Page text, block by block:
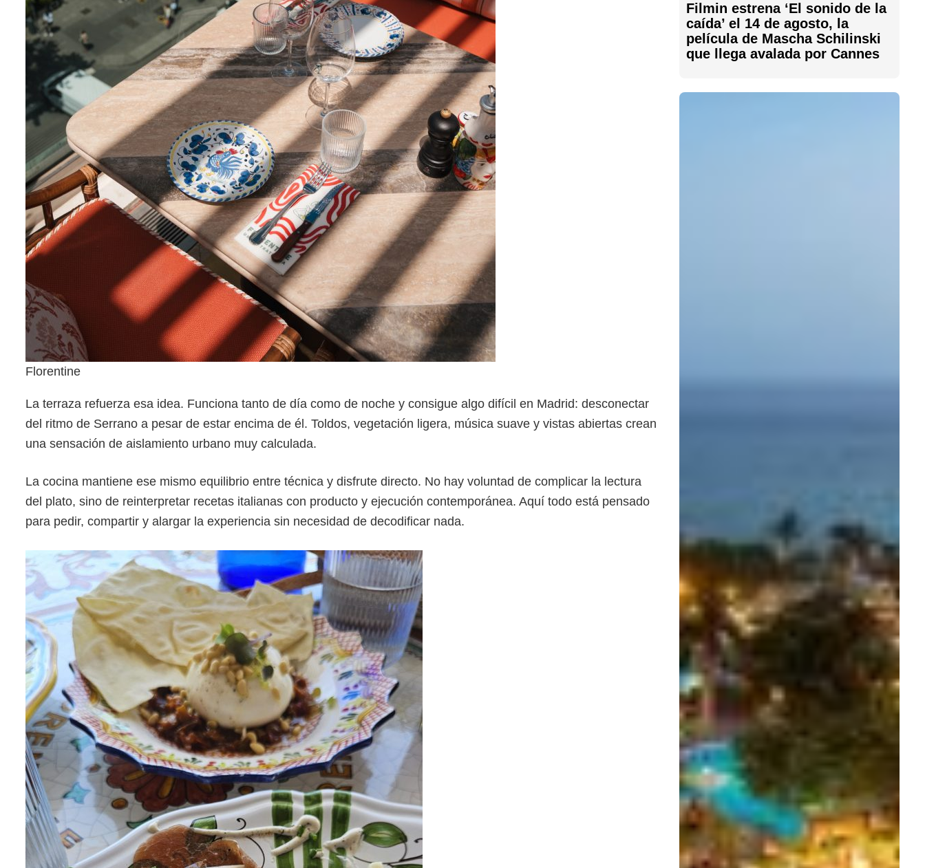
Florentine
La terraza refuerza esa idea. Funciona tanto de día como de noche y consigue algo difícil en Madrid: desconectar
del ritmo de Serrano a pesar de estar encima de él. Toldos, vegetación ligera, música suave y vistas abiertas crean
una sensación de aislamiento urbano muy calculada.
La cocina mantiene ese mismo equilibrio entre técnica y disfrute directo. No hay voluntad de complicar la lectura
del plato, sino de reinterpretar recetas italianas con producto y ejecución contemporánea. Aquí todo está pensado
para pedir, compartir y alargar la experiencia sin necesidad de decodificar nada.
Filmin estrena ‘El sonido de la
caída’ el 14 de agosto, la
película de Mascha Schilinski
que llega avalada por Cannes